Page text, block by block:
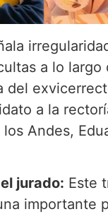
a lo largo
del
a la
Andes,
jurado: Este
importante